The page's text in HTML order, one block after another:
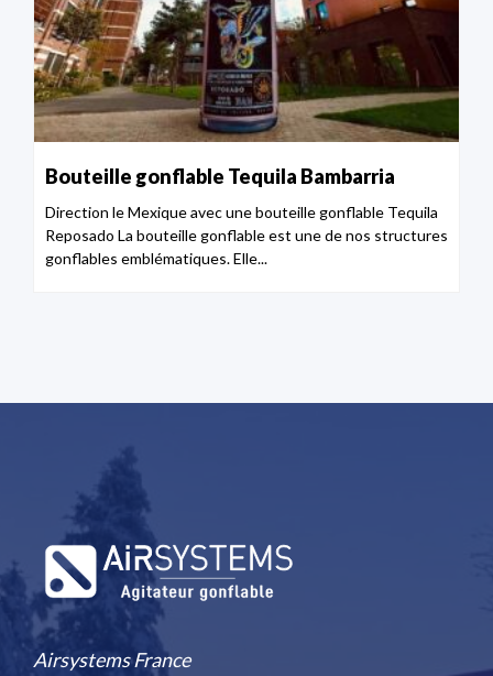
Bouteille gonflable Tequila Bambarria
Direction le Mexique avec une bouteille gonflable Tequila
Reposado La bouteille gonflable est une de nos structures
gonflables emblématiques. Elle...
Airsystems France